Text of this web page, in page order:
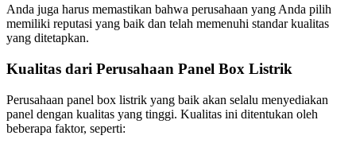
Anda juga harus memastikan bahwa perusahaan yang Anda pilih
memiliki reputasi yang baik dan telah memenuhi standar kualitas
yang ditetapkan.
Kualitas dari Perusahaan Panel Box Listrik
Perusahaan panel box listrik yang baik akan selalu menyediakan
panel dengan kualitas yang tinggi. Kualitas ini ditentukan oleh
beberapa faktor, seperti: